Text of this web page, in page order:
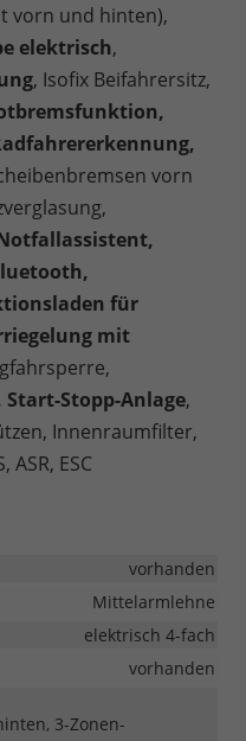
vorn und hinten),
elektrisch,
, Isofix Beifahrersitz,
vorn
für
mit
Stopp-Anlage,
Innenraumfilter,
ESC
vorhanden
Mittelarmlehne
elektrisch 4-fach
vorhanden
3-Zonen-